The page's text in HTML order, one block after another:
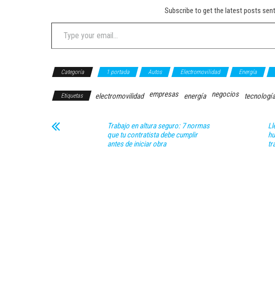
Subscribe to get the latest posts
Type your email…
Categoría 1 portada Autos Electromovilidad Energía
Etiquetas electromovilidad empresas energía negocios tecnología
Trabajo en altura seguro: 7 normas
que tu contratista debe cumplir
antes de iniciar obra